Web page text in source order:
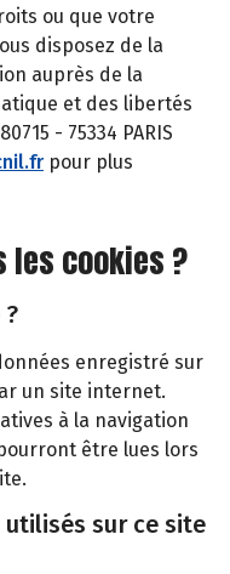
ou que votre
disposez de la
auprès de la
et des libertés
- 75334 PARIS
pour plus
les cookies ?
?
enregistré sur
un site internet.
à la navigation
être lues lors
utilisés sur ce site